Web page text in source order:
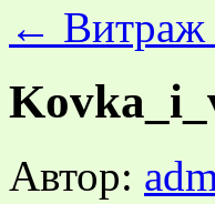
← Витраж
Автор: